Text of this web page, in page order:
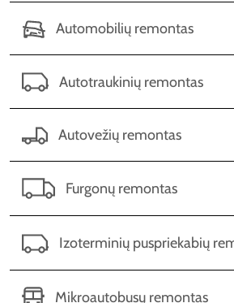
Automobilių remontas
Autotraukinių remontas
Autovežių remontas
Furgonų remontas
Izoterminių puspriekabių
Mikroautobusų remontas